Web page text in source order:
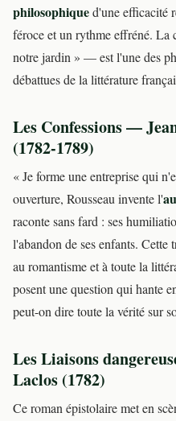
philosophiqued'une efficacité
féroce et un rythme effréné.
notre jardin » — est l'une des
débattues de la littérature
Les Confessions —
(1782-1789)
« Je forme une entreprise qui
ouverture, Rousseau invente l'
raconte sans fard : ses
l'abandon de ses enfants. Cette
au romantisme et à toute la
posent une question qui hante
peut-on dire toute la vérité sur
Les Liaisons
Laclos (1782)
Ce roman épistolaire met en